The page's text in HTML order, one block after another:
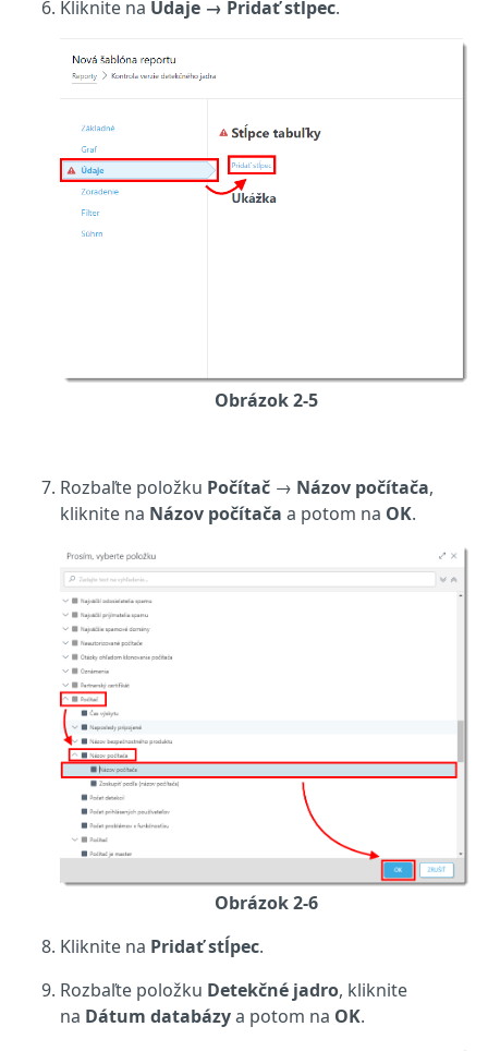
Kliknite na Údaje → Pridať stĺpec.
Obrázok 2-5
Rozbaľte položku Počítač → Názov počítača,
kliknite na Názov počítača a potom na OK.
Obrázok 2-6
Kliknite na Pridať stĺpec.
Rozbaľte položku Detekčné jadro, kliknite
na Dátum databázya potom na OK.